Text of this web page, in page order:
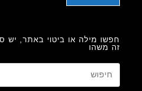
מילה או ביטוי באתר, יש סיכוי